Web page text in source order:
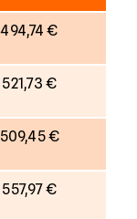
494,74 €
521,73 €
509,45 €
557,97 €